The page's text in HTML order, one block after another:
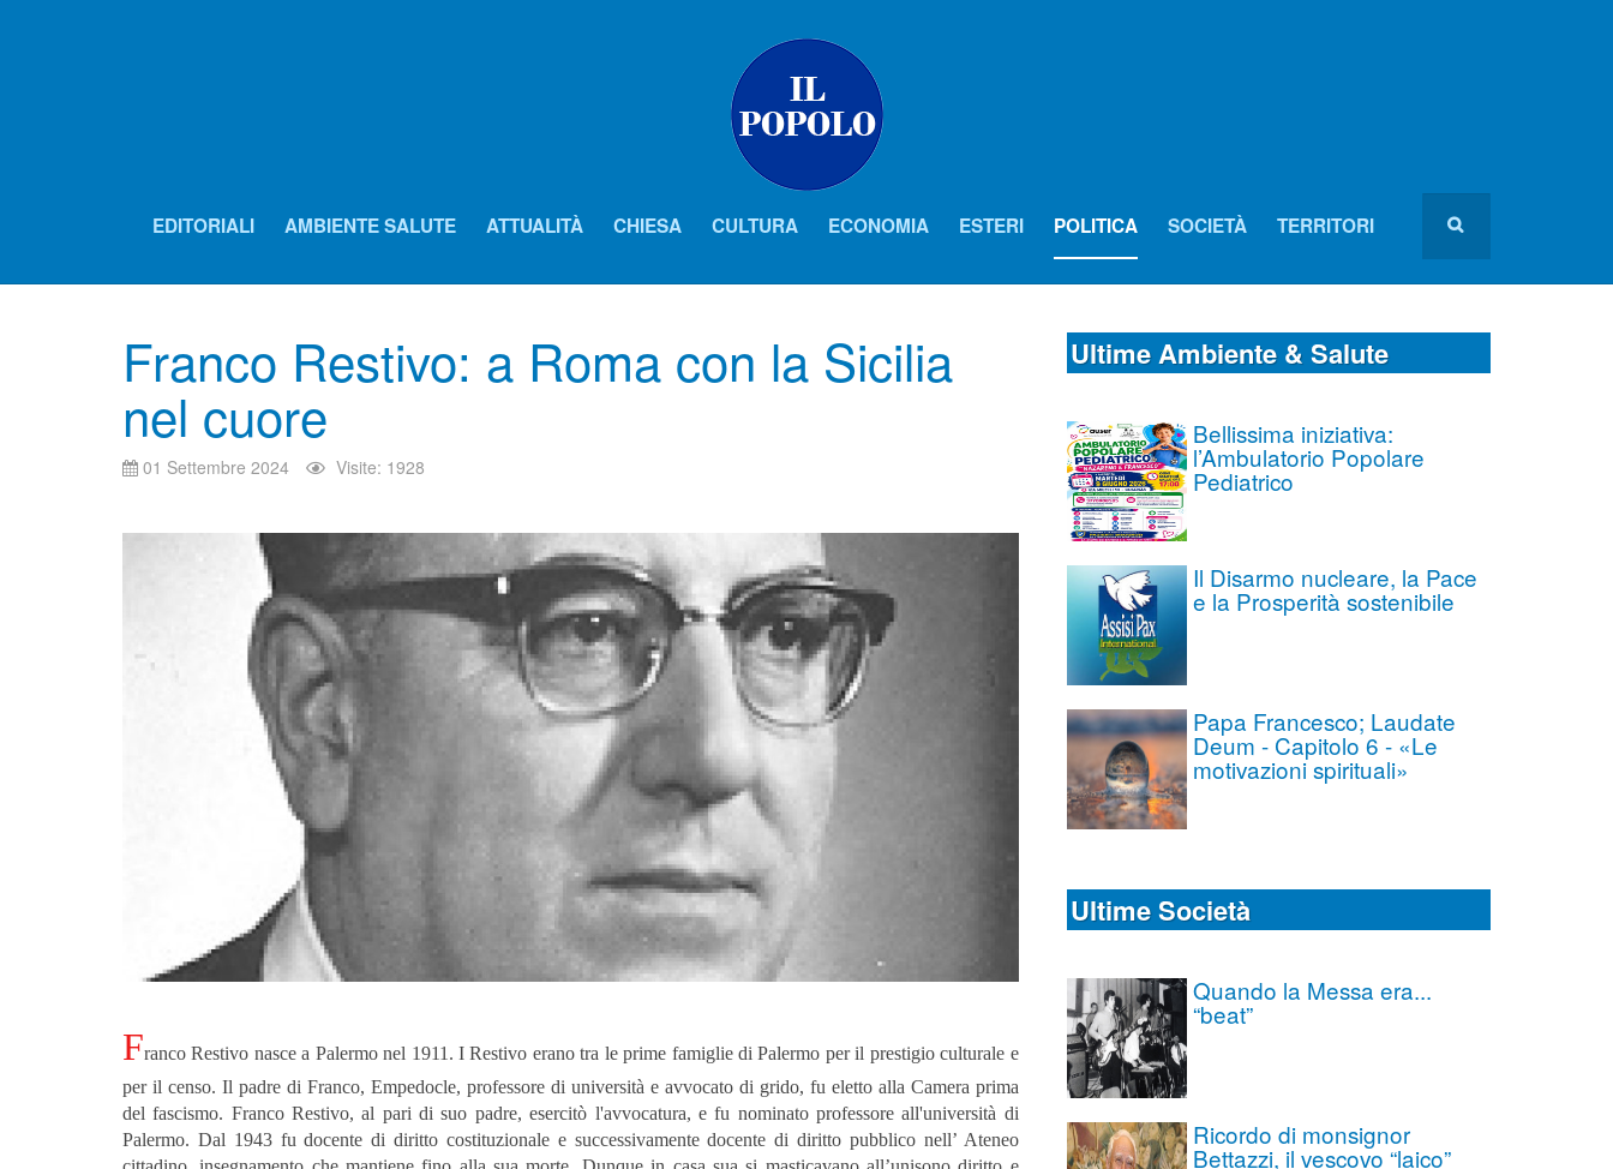
EDITORIALI AMBIENTE SALUTE ATTUALITÀ CHIESA CULTURA ECONOMIA ESTERI POLITICA SOCIETÀ TERRITORI
Franco Restivo: a Roma con la Sicilia
nel cuore
01 Settembre 2024 Visite: 1928
Franco Restivo nasce a Palermo nel 1911. I Restivo erano tra le prime famiglie di Palermo per il prestigio culturale e
per il censo. Il padre di Franco, Empedocle, professore di università e avvocato di grido, fu eletto alla Camera prima
del fascismo. Franco Restivo, al pari di suo padre, esercitò l'avvocatura, e fu nominato professore all'università di
Palermo. Dal 1943 fu docente di diritto costituzionale e successivamente docente di diritto pubblico nell’ Ateneo
Ultime Ambiente & Salute
Bellissima iniziativa:
l’Ambulatorio Popolare
Pediatrico
Il Disarmo nucleare, la Pace
e la Prosperità sostenibile
Papa Francesco; Laudate
Deum - Capitolo 6 - «Le
motivazioni spirituali»
Ultime Società
Quando la Messa era...
“beat”
Ricordo di monsignor
Bettazzi, il vescovo “laico”